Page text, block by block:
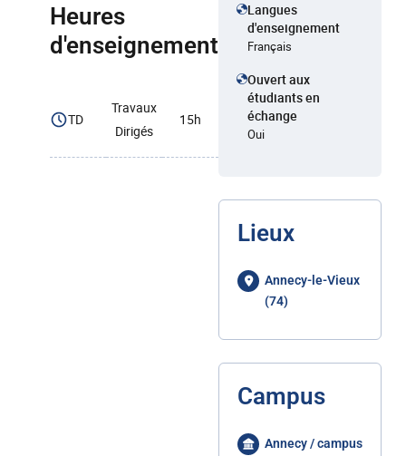
Heures
d'enseignement
TD
Travaux
Dirigés
15h
Langues
d'enseignement
Français
Ouvert aux
étudiants en
échange
Oui
Lieux
Annecy-le-Vieux
(74)
Campus
Annecy / campus